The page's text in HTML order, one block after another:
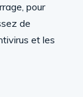
pour
de
et les